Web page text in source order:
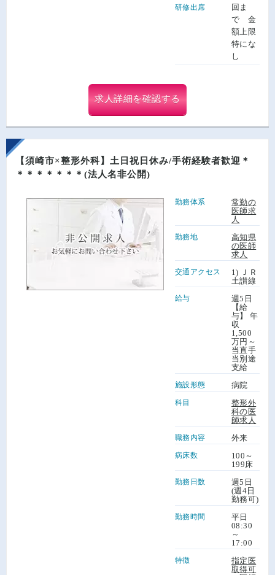
研修出席
回ま
で 金
額上限
特にな
し
求人詳細を確認する
【須崎市×整形外科】土日祝日休み/手術経験者歓迎＊
＊＊＊＊＊＊＊(法人名非公開)
勤務体系
常勤の
医師求
人
勤務地
高知県
の医師
求人
交通アクセス
1) ＪＲ
土讃線
給与
週5日
【給
与】 年
収
1,500
万円～
当直手
当別途
支給
施設形態 病院
科目
整形外
科の医
師求人
職務内容 外来
病床数
100～
199床
勤務日数
週5日
(週4日
勤務可)
勤務時間
平日
08:30
～
17:00
特徴
指定医
取得可